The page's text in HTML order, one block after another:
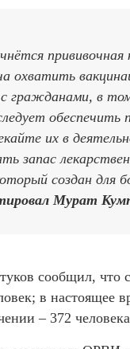
прививочная
гражданами, в
обеспечить
их в
запас
создан для
Мурат
сообщил, что
в настоящее
– 372